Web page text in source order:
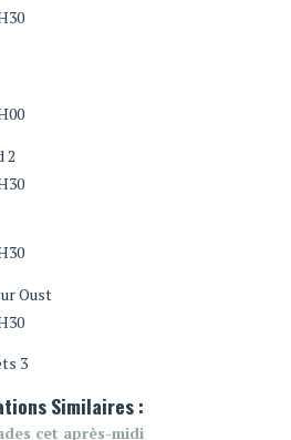
2
Oust
3
Similaires :
cet après-midi